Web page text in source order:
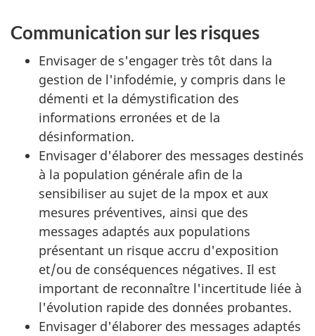
Communication sur les risques
Envisager de s'engager très tôt dans la
gestion de l'infodémie, y compris dans le
démenti et la démystification des
informations erronées et de la
désinformation.
Envisager d'élaborer des messages destinés
à la population générale afin de la
sensibiliser au sujet de la mpox et aux
mesures préventives, ainsi que des
messages adaptés aux populations
présentant un risque accru d'exposition
et/ou de conséquences négatives. Il est
important de reconnaître l'incertitude liée à
l'évolution rapide des données probantes.
Envisager d'élaborer des messages adaptés